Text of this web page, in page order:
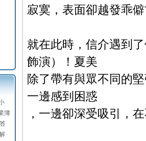
簿
寂寞，表面卻越發乖
就在此時，信介遇到
飾演）！夏美
除了帶有與眾不同的
一邊感到困惑
，一邊卻深受吸引，